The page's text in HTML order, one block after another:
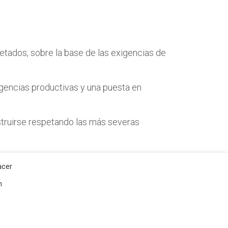
sobre la base de las exigencias de
productivas y una puesta en
respetando las más severas